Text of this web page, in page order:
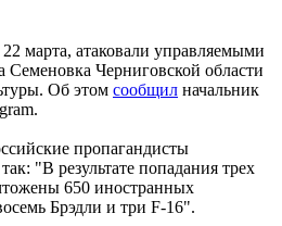
марта, атаковали управляемыми
Семеновка Черниговской области
Об этом сообщил начальник
пропагандисты
"В результате попадания трех
650 иностранных
Брэдли и три F-16".